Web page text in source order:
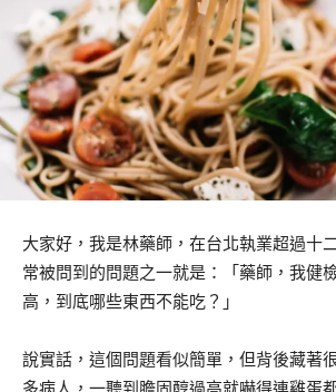
大家好，我是林藥師，在台北執業超過十
常被問到的問題之一就是：「藥師，我健
高，到底哪些東西不能吃？」
說實話，這個問題看似簡單，但背後藏著